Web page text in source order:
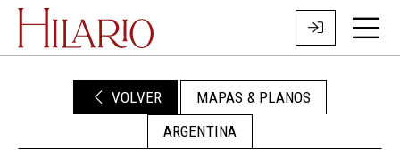
VOLVER
MAPAS & PLANOS
ARGENTINA